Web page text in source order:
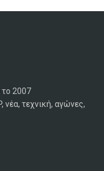
το 2007
νέα, τεχνική, αγώνες,